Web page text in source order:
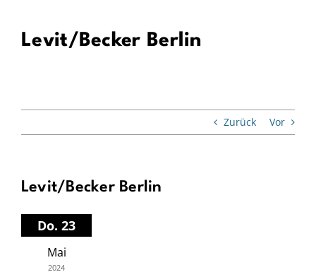
Levit/Becker Berlin
Zurück Vor
Levit/Becker Berlin
Do. 23
Mai
2024